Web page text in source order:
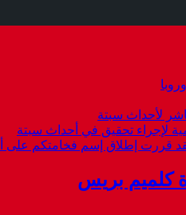
لأحداث سبتة
لإجراء تحقيق في أحداث سبتة
قررت إطلاق إسم فخامتكم على
كلميم بريس